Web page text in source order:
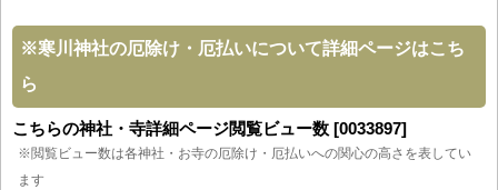
※寒川神社の厄除け・厄払いについて詳細ページはこち
ら
こちらの神社・寺詳細ページ閲覧ビュー数 [0033897]
※閲覧ビュー数は各神社・お寺の厄除け・厄払いへの関心の高さを表してい
ます